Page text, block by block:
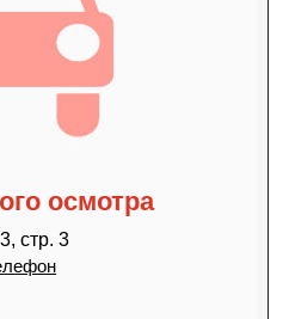
осмотра
стр. 3